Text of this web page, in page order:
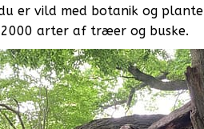
er vild med botanik og
arter af træer og buske.